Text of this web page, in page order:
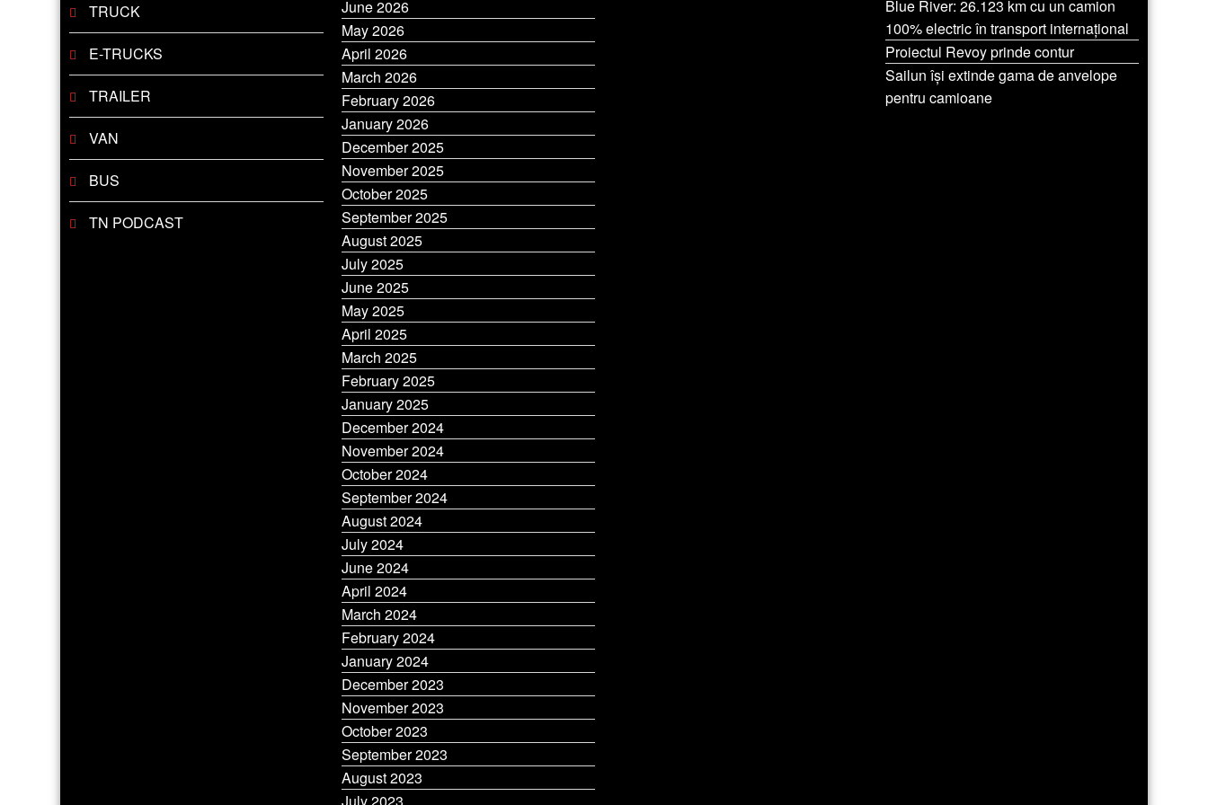
TRUCK
E-TRUCKS
TRAILER
VAN
BUS
TN PODCAST
June 2026
May 2026
April 2026
March 2026
February 2026
January 2026
December 2025
November 2025
October 2025
September 2025
August 2025
July 2025
June 2025
May 2025
April 2025
March 2025
February 2025
January 2025
December 2024
November 2024
October 2024
September 2024
August 2024
July 2024
June 2024
April 2024
March 2024
February 2024
January 2024
December 2023
November 2023
October 2023
September 2023
August 2023
July 2023
Blue River: 26.123 km cu un camion
100% electric în transport internațional
Proiectul Revoy prinde contur
Sailun își extinde gama de anvelope
pentru camioane